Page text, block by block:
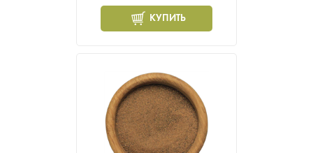
КУПИТЬ